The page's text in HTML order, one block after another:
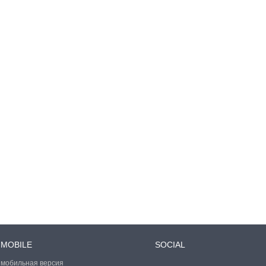
MOBILE
мобильная версия
SOCIAL